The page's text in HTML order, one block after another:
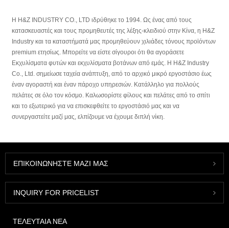
Η H&Z INDUSTRY CO., LTD ιδρύθηκε το 1994. Ως ένας από τους
κατασκευαστές και τους προμηθευτές της λέξης-κλειδιού στην Κίνα, η H&Z
Industry και τα καταστήματά μας προμηθεύουν χιλιάδες τόνους προϊόντων
premium ετησίως. Μπορείτε να είστε σίγουροι ότι θα αγοράσετε
Εκχυλίσματα φυτών και εκχυλίσματα βοτάνων από εμάς. Η H&Z Industry
Co., Ltd. σημείωσε ταχεία ανάπτυξη, από το αρχικό μικρό εργοστάσιο έως
έναν αγοραστή και έναν πάροχο υπηρεσιών. Κατάλληλο για πολλούς
πελάτες σε όλο τον κόσμο. Καλωσορίστε φίλους και πελάτες από το σπίτι
και το εξωτερικό για να επισκεφθείτε το εργοστάσιό μας και να
συνεργαστείτε μαζί μας, ελπίζουμε να έχουμε διπλή νίκη.
ΕΠΙΚΟΙΝΩΝΉΣΤΕ ΜΑΖΊ ΜΑΣ
INQUIRY FOR PRICELIST
ΤΕΛΕΥΤΑΊΑ ΝΈΑ